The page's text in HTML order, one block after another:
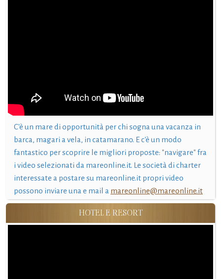
C'è un mare di opportunità per chi sogna una vacanza in
barca, magari a vela, in catamarano. E c'è un modo
fantastico per scoprire le migliori proposte: "navigare" fra
i video selezionati da mareonline.it. Le società di charter
interessate a postare su mareonline.it propri video
possono inviare una e mail a mareonline@mareonline.it
HOTEL E RESORT